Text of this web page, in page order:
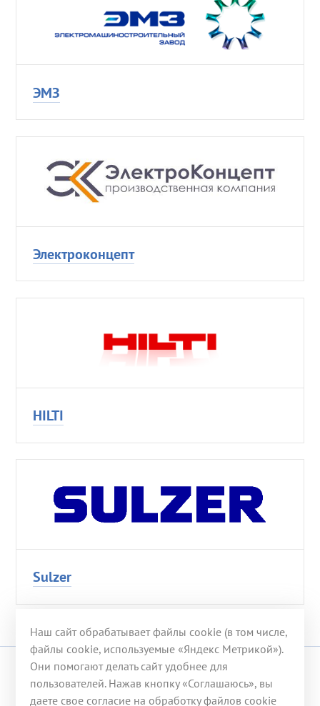
ЭМЗ
Электроконцепт
HILTI
Sulzer
© 2008-2026 ООО «ГЭХ ТЭР»
117246, г. Москва, ул. Херсонская, д. 43, корп. 3
Наш сайт обрабатывает файлы cookie (в том числе,
файлы cookie, используемые «Яндекс Метрикой»).
Они помогают делать сайт удобнее для
пользователей. Нажав кнопку «Соглашаюсь», вы
даете свое согласие на обработку файлов cookie